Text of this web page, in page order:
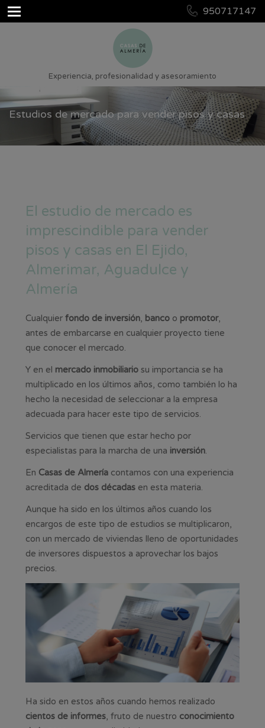
950717147
Experiencia, profesionalidad y asesoramiento
Estudios de mercado para vender pisos y casas
El estudio de mercado es
imprescindible para vender
pisos y casas en El Ejido,
Almerimar, Aguadulce y
Almería
Cualquier fondo de inversión, banco o promotor,
antes de embarcarse en cualquier proyecto tiene
que conocer el mercado.
Y en el mercado inmobiliario su importancia se ha
multiplicado en los últimos años, como también lo ha
hecho la necesidad de seleccionar a la empresa
adecuada para hacer este tipo de servicios.
Servicios que tienen que estar hecho por
especialistas para la marcha de una inversión.
En Casas de Almería contamos con una experiencia
acreditada de dos décadas en esta materia.
Aunque ha sido en los últimos años cuando los
encargos de este tipo de estudios se multiplicaron,
con un mercado de viviendas lleno de oportunidades
de inversores dispuestos a aprovechar los bajos
precios.
Ha sido en estos años cuando hemos realizado
cientos de informes, fruto de nuestro conocimiento